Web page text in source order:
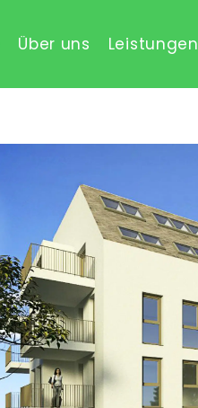
Über uns Leistungen